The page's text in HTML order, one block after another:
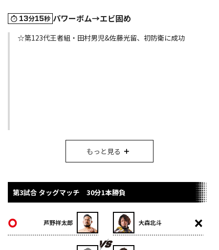
13分15秒 パワーボム→エビ固め
☆第123代王者組・田村男児&佐藤光留、初防衛に成功
もっと見る
第3試合 タッグマッチ 30分1本勝負
芦野祥太郎 大森北斗